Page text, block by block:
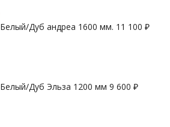
Белый/Дуб андреа 1600 мм. 11 100 ₽
Белый/Дуб Эльза 1200 мм 9 600 ₽